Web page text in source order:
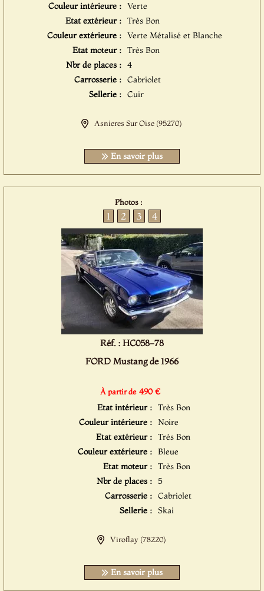
Couleur intérieure : Verte
Etat extérieur : Très Bon
Couleur extérieure : Verte Métalisé et Blanche
Etat moteur : Très Bon
Nbr de places : 4
Carrosserie : Cabriolet
Sellerie : Cuir
Asnieres Sur Oise (95270)
En savoir plus
Photos :
1 2 3 4
Réf. : HC058-78
FORD Mustang de 1966
À partir de 490 €
Etat intérieur : Très Bon
Couleur intérieure : Noire
Etat extérieur : Très Bon
Couleur extérieure : Bleue
Etat moteur : Très Bon
Nbr de places : 5
Carrosserie : Cabriolet
Sellerie : Skai
Viroflay (78220)
En savoir plus